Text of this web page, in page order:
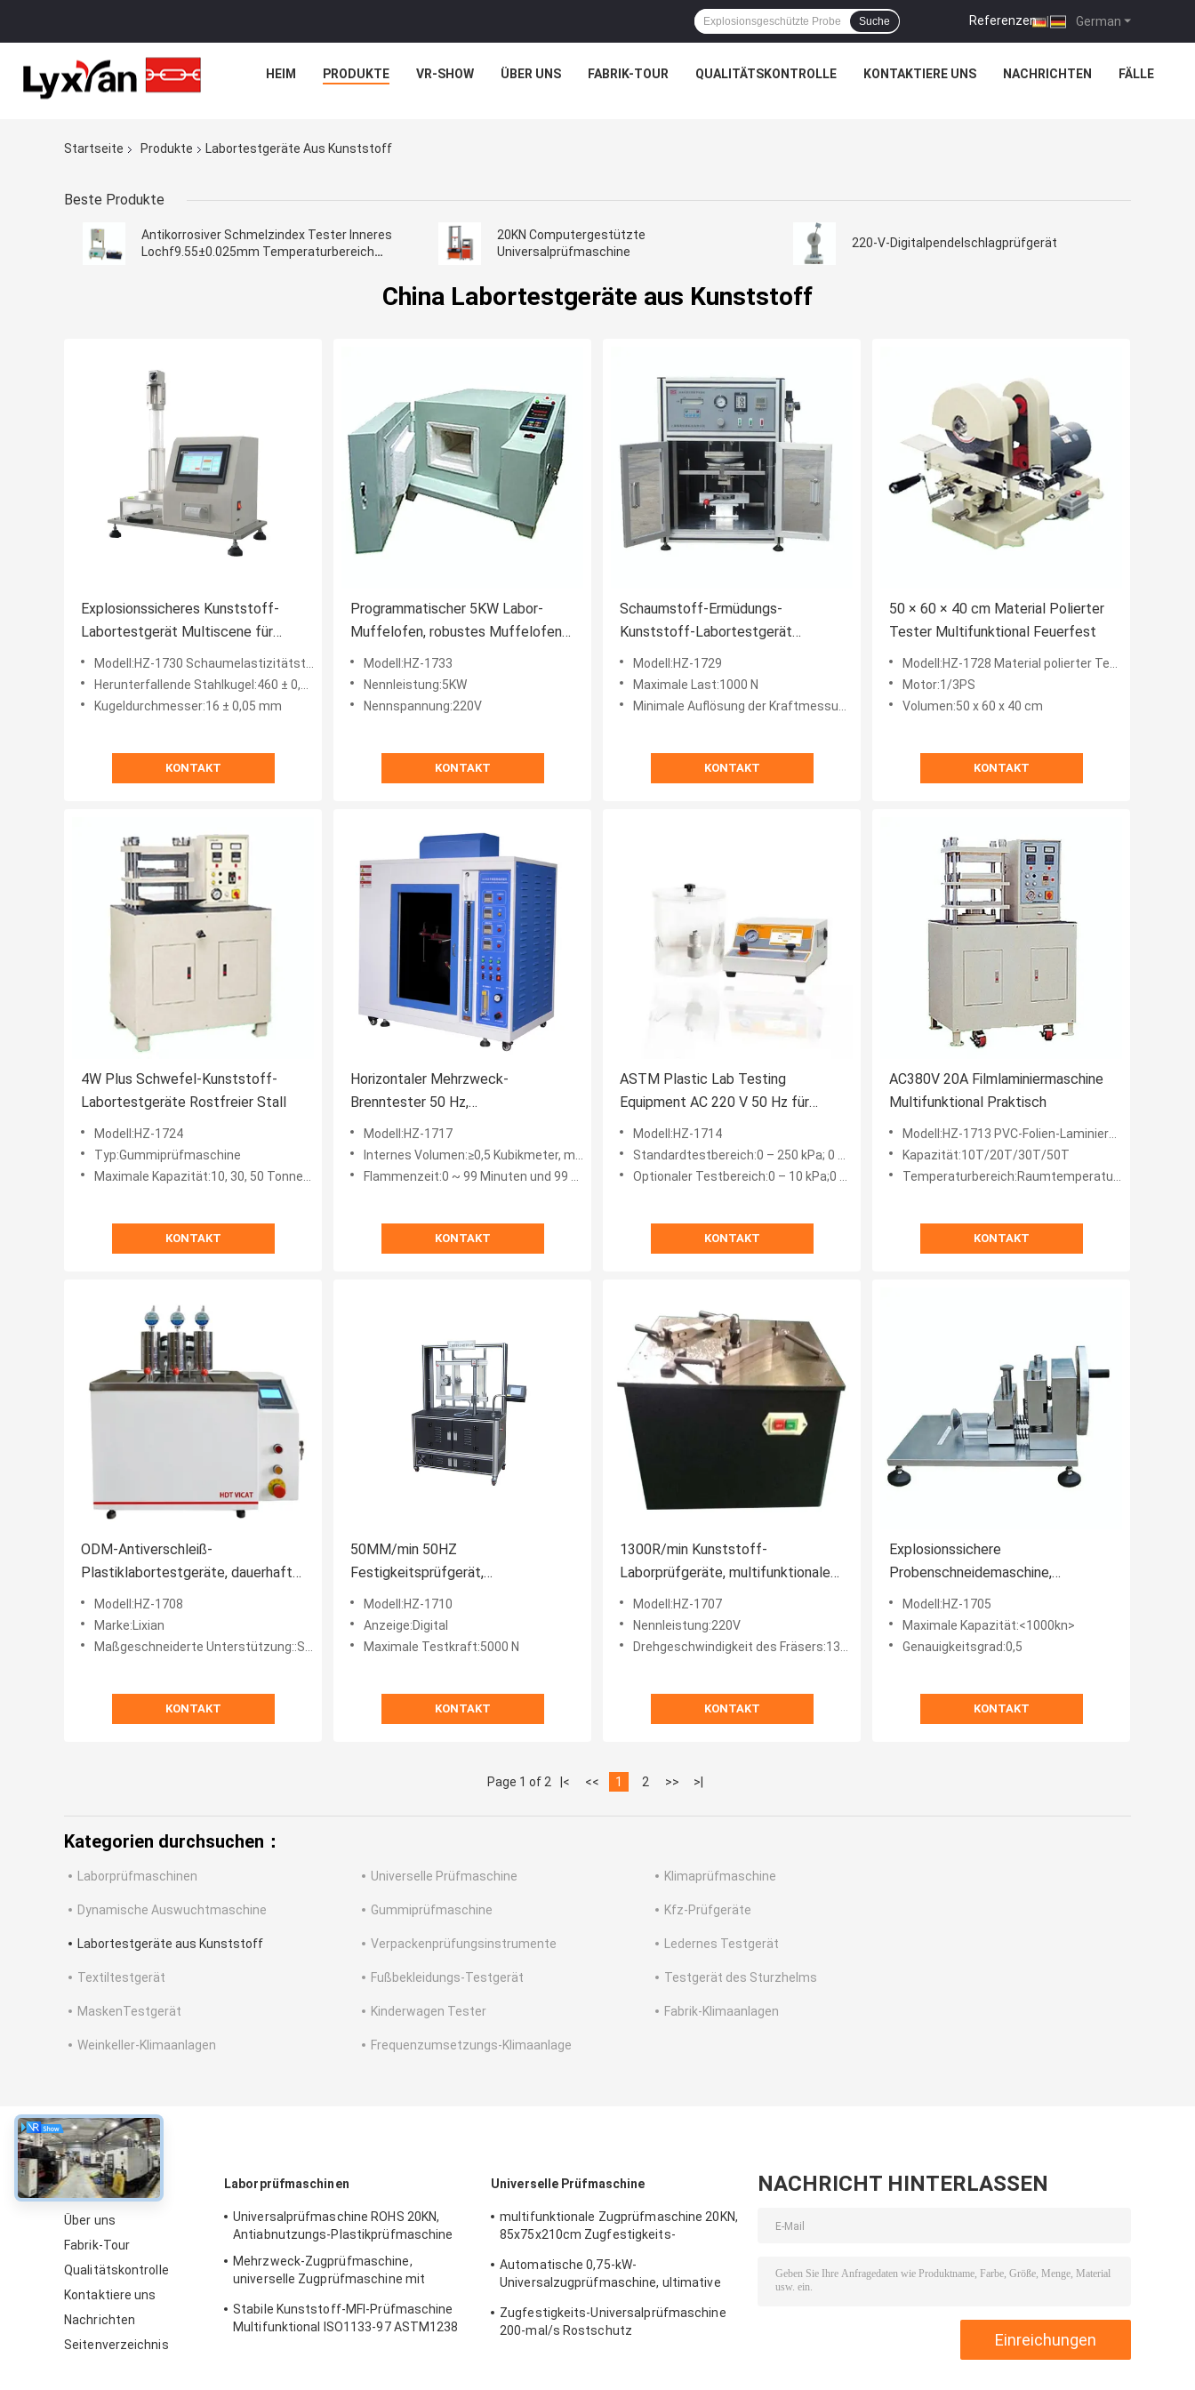
German
Referenzen |
Suche
HEIM PRODUKTE VR-SHOW ÜBER UNS FABRIK-TOUR QUALITÄTSKONTROLLE KONTAKTIERE UNS NACHRICHTEN FÄLLE
Startseite Produkte Labortestgeräte Aus Kunststoff
Beste Produkte
Antikorrosiver Schmelzindex Tester Inneres
Lochf9.55±0.025mm Temperaturbereich
20KN Computergestützte
Universalprüfmaschine
220-V-Digitalpendelschlagprüfgerät
China Labortestgeräte aus Kunststoff
Explosionssicheres Kunststoff-
Labortestgerät Multiscene für
Schaumbeständigkeit
Modell:HZ-1730 Schaumelastizitätstester
Herunterfallende Stahlkugel:460 ± 0,5 % mm (GB) 500 ± 0,5 % mm (amerikanischer Standard)
Kugeldurchmesser:16 ± 0,05 mm
KONTAKT
Programmatischer 5KW Labor-
Muffelofen, robustes Muffelofen-
Labor
Modell:HZ-1733
Nennleistung:5KW
Nennspannung:220V
KONTAKT
Schaumstoff-Ermüdungs-
Kunststoff-Labortestgerät
Mehrzweck-Automatik
Modell:HZ-1729
Maximale Last:1000 N
Minimale Auflösung der Kraftmessung:0,2 N
KONTAKT
50 × 60 × 40 cm Material Polierter
Tester Multifunktional Feuerfest
Modell:HZ-1728 Material polierter Tester
Motor:1/3PS
Volumen:50 x 60 x 40 cm
KONTAKT
4W Plus Schwefel-Kunststoff-
Labortestgeräte Rostfreier Stall
Modell:HZ-1724
Typ:Gummiprüfmaschine
Maximale Kapazität:10, 30, 50 Tonnen (Optional)
KONTAKT
Horizontaler Mehrzweck-
Brenntester 50 Hz,
korrosionsbeständige
Kunststoffprüfmaschine
Modell:HZ-1717
Internes Volumen:≥0,5 Kubikmeter, mit Glasbeobachtungstür
Flammenzeit:0 ~ 99 Minuten und 99 Sekunden können eingestellt werden
KONTAKT
ASTM Plastic Lab Testing
Equipment AC 220 V 50 Hz für
Leck- und Siegelfestigkeit
Modell:HZ-1714
Standardtestbereich:0 – 250 kPa; 0 – 36,3 psi
Optionaler Testbereich:0 – 10 kPa;0 – 1,45 psi 0 – 100 kPa; 0 – 14,5 psi 0 – 400 kPa; 0 – 58,0 psi 0 – 600 kPa; 0 – 87,0 ps
KONTAKT
AC380V 20A Filmlaminiermaschine
Multifunktional Praktisch
Modell:HZ-1713 PVC-Folien-Laminierungsfolien-Planplot
Kapazität:10T/20T/30T/50T
Temperaturbereich:Raumtemperatur ~ 300 Grad Celsius
KONTAKT
ODM-Antiverschleiß-
Plastiklabortestgeräte, dauerhafte
Vicat-Erweichungspunkt-
Vorrichtung
Modell:HZ-1708
Marke:Lixian
Maßgeschneiderte Unterstützung::Soem, ODM, OBM
KONTAKT
50MM/min 50HZ
Festigkeitsprüfgerät,
explosionssichere
Zugfestigkeitsmaschine
Modell:HZ-1710
Anzeige:Digital
Maximale Testkraft:5000 N
KONTAKT
1300R/min Kunststoff-
Laborprüfgeräte, multifunktionale
Dumbbell-Stanze
Modell:HZ-1707
Nennleistung:220V
Drehgeschwindigkeit des Fräsers:1300r/min
KONTAKT
Explosionssichere
Probenschneidemaschine,
Multiscene Impact Gap Sample
Cutter
Modell:HZ-1705
Maximale Kapazität:<1000kn>
Genauigkeitsgrad:0,5
KONTAKT
Page 1 of 2 |< << 1 2 >> >|
Kategorien durchsuchen：
Laborprüfmaschinen Universelle Prüfmaschine Klimaprüfmaschine
Dynamische Auswuchtmaschine Gummiprüfmaschine Kfz-Prüfgeräte
Labortestgeräte aus Kunststoff Verpackenprüfungsinstrumente Ledernes Testgerät
Textiltestgerät Fußbekleidungs-Testgerät Testgerät des Sturzhelms
MaskenTestgerät Kinderwagen Tester Fabrik-Klimaanlagen
Weinkeller-Klimaanlagen Frequenzumsetzungs-Klimaanlage
über
Über uns
Fabrik-Tour
Qualitätskontrolle
Kontaktiere uns
Nachrichten
Seitenverzeichnis
Laborprüfmaschinen
Universalprüfmaschine ROHS 20KN,
Antiabnutzungs-Plastikprüfmaschine
Mehrzweck-Zugprüfmaschine,
universelle Zugprüfmaschine mit
Stabile Kunststoff-MFI-Prüfmaschine
Multifunktional ISO1133-97 ASTM1238
Universelle Prüfmaschine
multifunktionale Zugprüfmaschine 20KN,
85x75x210cm Zugfestigkeits-
Automatische 0,75-kW-
Universalzugprüfmaschine, ultimative
Zugfestigkeits-Universalprüfmaschine
200-mal/s Rostschutz
NACHRICHT HINTERLASSEN